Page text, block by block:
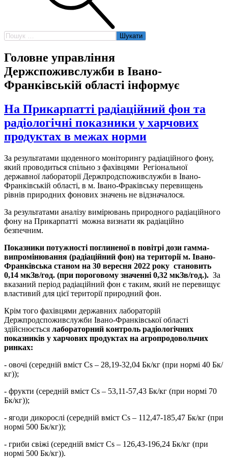
Пошук:
Головне управління
Держспоживслужби в Івано-
Франківській області інформує
На Прикарпатті радіаційний фон та
радіологічні показники у харчових
продуктах в межах норми
За результатами щоденного моніторингу радіаційного фону,
який проводиться спільно з фахівцями Регіональної
державної лабораторії Держпродспоживслужби в Івано-
Франківській області, в м. Івано-Фраківську перевищень
рівнів природних фонових значень не відзначалося.
За результатами аналізу вимірювань природного радіаційного
фону на Прикарпатті можна визнати як радіаційно
безпечним.
Показники потужності поглиненої в повітрі дози гамма-
випромінювання (радіаційний фон) на території м. Івано-
Франківська станом на 30 вересня 2022 року становить
0,14 мкЗв/год. (при пороговому значенні 0,32 мкЗв/год.). За
вказаний період радіаційний фон є таким, який не перевищує
властивий для цієї території природний фон.
Крім того фахівцями державних лабораторій
Держпродспоживслужби Івано-Франківської області
здійснюється лабораторний контроль радіологічних
показників у харчових продуктах на агропродовольчих
ринках:
- овочі (середній вміст Cs – 28,19-32,04 Бк/кг (при нормі 40 Бк/
кг));
- фрукти (середній вміст Cs – 53,11-57,43 Бк/кг (при нормі 70
Бк/кг));
- ягоди дикорослі (середній вміст Cs – 112,47-185,47 Бк/кг (при
нормі 500 Бк/кг));
- гриби свіжі (середній вміст Cs – 126,43-196,24 Бк/кг (при
нормі 500 Бк/кг)).